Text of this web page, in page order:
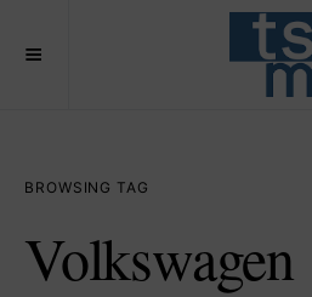
BROWSING TAG
Volkswagen